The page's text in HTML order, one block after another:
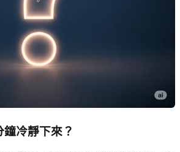
冷靜下來？